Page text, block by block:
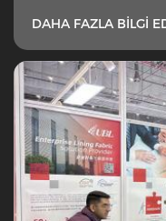
DAHA FAZLA BILGI